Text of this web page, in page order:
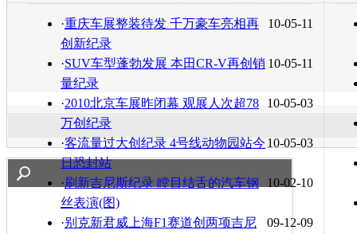
转发至：
10-05-11
·重庆车展整装待发 千万豪车亮相再
创新纪录
10-05-11
·SUV车型蓬勃发展 本田CR-V再创销
量纪录
10-05-03
·2010北京车展昨闭幕 观展人次超78
万创纪录
10-05-03
·客流量过大创纪录 4号线动物园站今
日恐封站
10-02-10
·刷新吉尼斯纪录 瞠目结舌的汽车钢
丝表演(图)
09-12-09
·别克新君威上海F1赛道创两项吉尼